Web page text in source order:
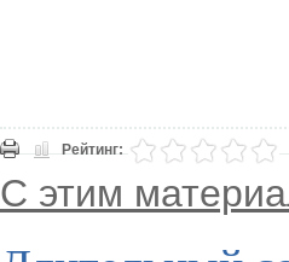
Рейтинг:
С этим